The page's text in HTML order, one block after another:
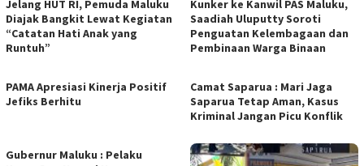
Jelang HUT RI, Pemuda Maluku
Diajak Bangkit Lewat Kegiatan
“Catatan Hati Anak yang
Runtuh”
Kunker ke Kanwil PAS Maluku,
Saadiah Uluputty Soroti
Penguatan Kelembagaan dan
Pembinaan Warga Binaan
PAMA Apresiasi Kinerja Positif
Jefiks Berhitu
Camat Saparua : Mari Jaga
Saparua Tetap Aman, Kasus
Kriminal Jangan Picu Konflik
Gubernur Maluku : Pelaku